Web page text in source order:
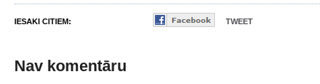
IESAKI CITIEM: TWEET
Nav komentāru